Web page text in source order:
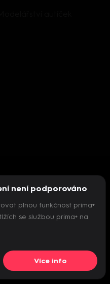
přehrávač
není podporováno
plnou funkčnost prima+
se službou prima+ na
Více info